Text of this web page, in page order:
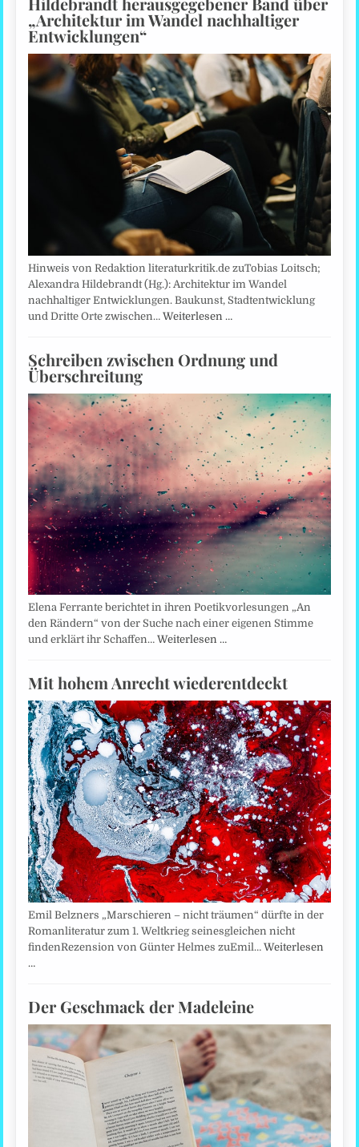
„Architektur im Wandel nachhaltiger
Entwicklungen“
Hinweis von Redaktion literaturkritik.de zuTobias Loitsch;
Alexandra Hildebrandt (Hg.): Architektur im Wandel
nachhaltiger Entwicklungen. Baukunst, Stadtentwicklung
und Dritte Orte zwischen…Weiterlesen …
Schreiben zwischen Ordnung und
Überschreitung
Elena Ferrante berichtet in ihren Poetikvorlesungen „An
den Rändern“ von der Suche nach einer eigenen Stimme
und erklärt ihr Schaffen…Weiterlesen …
Mit hohem Anrecht wiederentdeckt
Emil Belzners „Marschieren – nicht träumen“ dürfte in der
Romanliteratur zum 1. Weltkrieg seinesgleichen nicht
findenRezension von Günter Helmes zuEmil…Weiterlesen
…
Der Geschmack der Madeleine